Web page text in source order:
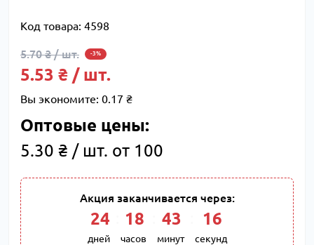
Код товара: 4598
5.70 ₴ / шт. -3%
5.53 ₴ / шт.
Вы экономите: 0.17 ₴
Оптовые цены:
5.30 ₴ / шт. от 100
Акция заканчивается через:
24
дней
18
часов
43
минут
15
секунд